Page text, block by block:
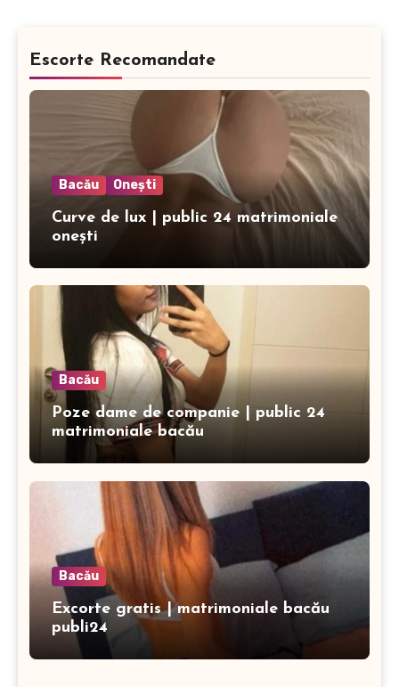
Escorte Recomandate
Bacău Onești
Curve de lux | public 24 matrimoniale
onești
Bacău
Poze dame de companie | public 24
matrimoniale bacău
Bacău
Excorte gratis | matrimoniale bacău
publi24